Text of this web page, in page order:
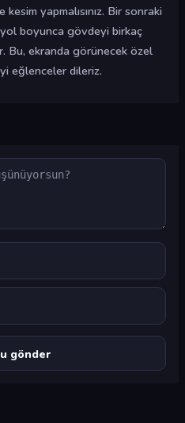
yapmalısınız. Bir sonraki
boyunca gövdeyi birkaç
Bu, ekranda görünecek özel
eğlenceler dileriz.